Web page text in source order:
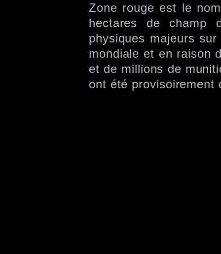
Zone rouge est le
hectares de champ
physiques majeurs
mondiale et en raison
et de millions de
ont été provisoirement